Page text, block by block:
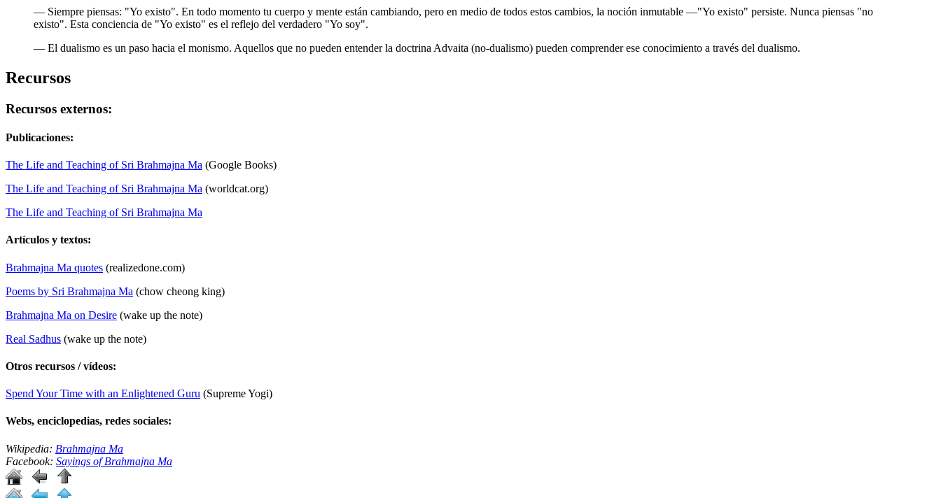
― Siempre piensas: "Yo existo". En todo momento tu cuerpo y mente están cambiando, pero en medio de todos estos cambios, la noción inmutable ―"Yo existo" persiste. Nunca piensas "no
existo". Esta conciencia de "Yo existo" es el reflejo del verdadero "Yo soy".
― El dualismo es un paso hacia el monismo. Aquellos que no pueden entender la doctrina Advaita (no-dualismo) pueden comprender ese conocimiento a través del dualismo.
Recursos
Recursos externos:
Publicaciones:
The Life and Teaching of Sri Brahmajna Ma (Google Books)
The Life and Teaching of Sri Brahmajna Ma (worldcat.org)
The Life and Teaching of Sri Brahmajna Ma
Artículos y textos:
Brahmajna Ma quotes (realizedone.com)
Poems by Sri Brahmajna Ma (chow cheong king)
Brahmajna Ma on Desire (wake up the note)
Real Sadhus (wake up the note)
Otros recursos / vídeos:
Spend Your Time with an Enlightened Guru (Supreme Yogi)
Webs, enciclopedias, redes sociales:
Wikipedia: Brahmajna Ma
Facebook: Sayings of Brahmajna Ma